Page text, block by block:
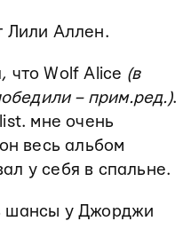
Лили Аллен.
что Wolf Alice (в
– прим.ред.).
мне очень
весь альбом
у себя в спальне.
шансы у Джорджи